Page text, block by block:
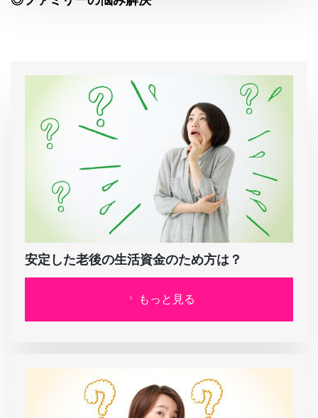
安定した老後の生活資金のため方は？
もっと見る